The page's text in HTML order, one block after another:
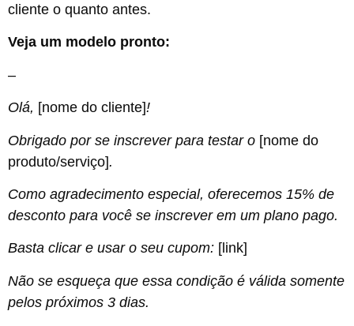
cliente o quanto antes.
Veja um modelo pronto:
–
Olá, [nome do cliente]!
Obrigado por se inscrever para testar o [nome do
produto/serviço].
Como agradecimento especial, oferecemos 15% de
desconto para você se inscrever em um plano pago.
Basta clicar e usar o seu cupom: [link]
Não se esqueça que essa condição é válida somente
pelos próximos 3 dias.